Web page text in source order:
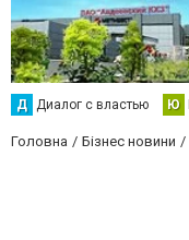
Д Диалог с властью Ю
Головна Бізнес новини